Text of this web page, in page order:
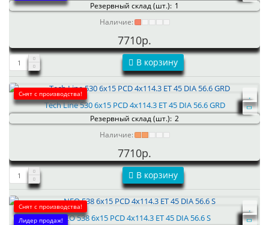
Резервный склад (шт.): 1
Наличие:
7710р.
В корзину
Снят с производства!
Tech Line 530 6x15 PCD 4x114.3 ET 45 DIA 56.6 GRD
Резервный склад (шт.): 2
Наличие:
7710р.
В корзину
Снят с производства!
Лидер продаж!NEO 538 6x15 PCD 4x114.3 ET 45 DIA 56.6 S